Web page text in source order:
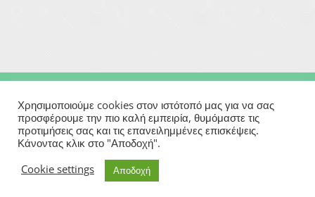
Copyright © 2026Georgios Verigakis| All Rights Reserved
Powered By
Μαιευτήρας | Γυναικολόγος | Χειρουργός | Εξωσωματική
Χρησιμοποιούμε cookies στον ιστότοπό μας για να σας
προσφέρουμε την πιο καλή εμπειρία, θυμόμαστε τις
προτιμήσεις σας και τις επανειλημμένες επισκέψεις.
Κάνοντας κλικ στο "Αποδοχή".
Cookie settings
Αποδοχή